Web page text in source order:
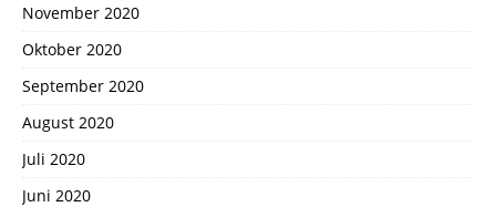
November 2020
Oktober 2020
September 2020
August 2020
Juli 2020
Juni 2020